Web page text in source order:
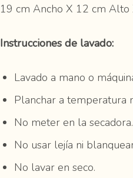
19 cm Ancho X 12 cm Alto
Instrucciones de lavado:
Lavado a mano o
Planchar a temperatura
No meter en la secadora.
No usar lejía ni
No lavar en seco.